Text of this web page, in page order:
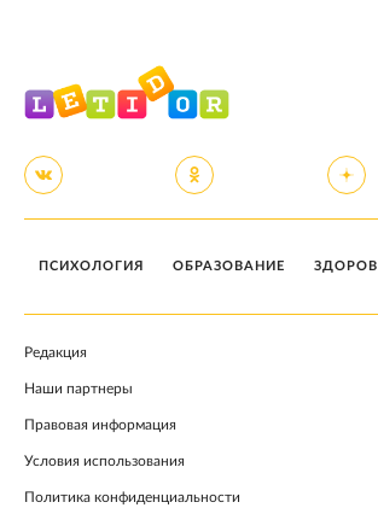
ПСИХОЛОГИЯ ОБРАЗОВАНИЕ
Редакция
Наши партнеры
Правовая информация
Условия использования
Политика конфиденциальности